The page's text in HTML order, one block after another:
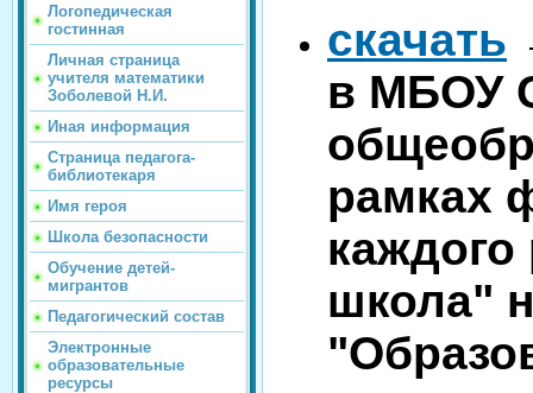
Логопедическая
гостинная
Личная страница
учителя математики
Зоболевой Н.И.
Иная информация
Страница педагога-
библиотекаря
Имя героя
Школа безопасности
Обучение детей-
мигрантов
Педагогический состав
Электронные
образовательные
ресурсы
скачать
в МБОУ
рамках
школа"